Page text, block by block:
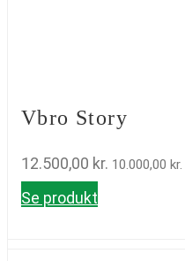
Vbro Story
12.500,00 kr. 10.000,00 kr.
Se produkt